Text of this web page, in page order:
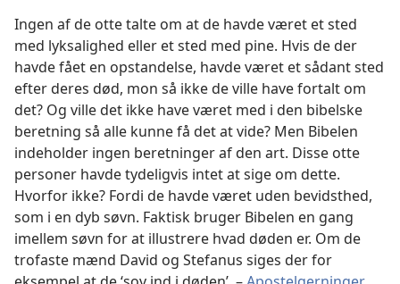
Ingen af de otte talte om at de havde været et sted
med lyksalighed eller et sted med pine. Hvis de der
havde fået en opstandelse, havde været et sådant sted
efter deres død, mon så ikke de ville have fortalt om
det? Og ville det ikke have været med i den bibelske
beretning så alle kunne få det at vide? Men Bibelen
indeholder ingen beretninger af den art. Disse otte
personer havde tydeligvis intet at sige om dette.
Hvorfor ikke? Fordi de havde været uden bevidsthed,
som i en dyb søvn. Faktisk bruger Bibelen en gang
imellem søvn for at illustrere hvad døden er. Om de
trofaste mænd David og Stefanus siges der for